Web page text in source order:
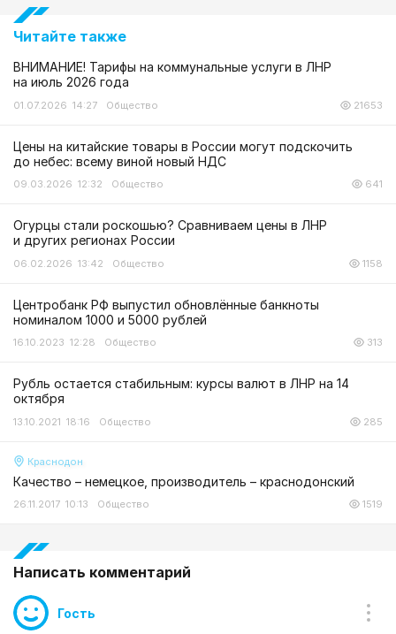
Читайте также
ВНИМАНИЕ! Тарифы на коммунальные услуги в ЛНР
на июль 2026 года
01.07.2026 14:27 Общество 21653
Цены на китайские товары в России могут подскочить
до небес: всему виной новый НДС
09.03.2026 12:32 Общество 641
Огурцы стали роскошью? Сравниваем цены в ЛНР
и других регионах России
06.02.2026 13:42 Общество 1158
Центробанк РФ выпустил обновлённые банкноты
номиналом 1000 и 5000 рублей
16.10.2023 12:28 Общество 313
Рубль остается стабильным: курсы валют в ЛНР на 14
октября
13.10.2021 18:16 Общество 285
Краснодон
Качество – немецкое, производитель – краснодонский
26.11.2017 10:13 Общество 1519
Написать комментарий
Гость